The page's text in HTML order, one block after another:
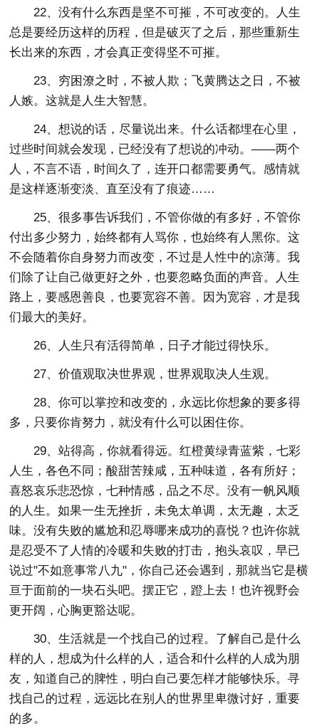
22、没有什么东西是坚不可摧，不可改变的。人生
总是要经历这样的历程，但是破灭了之后，那些重新生
长出来的东西，才会真正变得坚不可摧。
23、穷困潦之时，不被人欺；飞黄腾达之日，不被
人嫉。这就是人生大智慧。
24、想说的话，尽量说出来。什么话都埋在心里，
过些时间就会发现，已经没有了想说的冲动。——两个
人，不言不语，时间久了，连开口都需要勇气。感情就
是这样逐渐变淡、直至没有了痕迹……
25、很多事告诉我们，不管你做的有多好，不管你
付出多少努力，始终都有人骂你，也始终有人黑你。这
不会随着你自身努力而改变，不过是人性中的凉薄。我
们除了让自己做更好之外，也要忽略负面的声音。人生
路上，要感恩善良，也要宽容不善。因为宽容，才是我
们最大的美好。
26、人生只有活得简单，日子才能过得快乐。
27、价值观取决世界观，世界观取决人生观。
28、你可以掌控和改变的，永远比你想象的要多得
多，只要你肯努力，就没有什么可以困住你。
29、站得高，你就看得远。红橙黄绿青蓝紫，七彩
人生，各色不同；酸甜苦辣咸，五种味道，各有所好；
喜怒哀乐悲恐惊，七种情感，品之不尽。没有一帆风顺
的人生。如果一生无挫折，未免太单调，太无趣，太乏
味。没有失败的尴尬和忍辱哪来成功的喜悦？也许你就
是忍受不了人情的冷暖和失败的打击，抱头哀叹，早已
说过"不如意事常八九"，你自己还会遇到，那就当它是横
亘于面前的一块石头吧。摆正它，蹬上去！也许视野会
更开阔，心胸更豁达呢。
30、生活就是一个找自己的过程。了解自己是什么
样的人，想成为什么样的人，适合和什么样的人成为朋
友，知道自己的脾性，明白自己要怎样才能够快乐。寻
找自己的过程，远远比在别人的世界里卑微讨好，重要
的多。